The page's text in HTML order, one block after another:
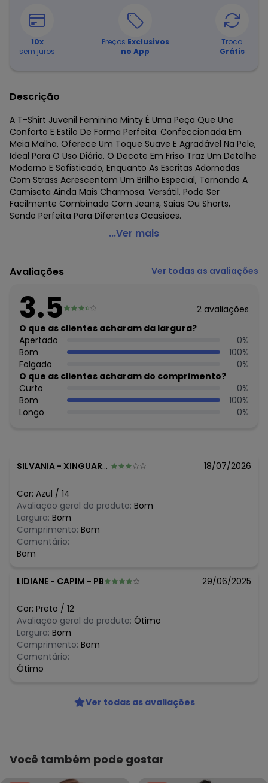
10x
sem juros
Preços Exclusivos
no App
Troca
Grátis
Descrição
A T-Shirt Juvenil Feminina Minty É Uma Peça Que Une
Conforto E Estilo De Forma Perfeita. Confeccionada Em
Meia Malha, Oferece Um Toque Suave E Agradável Na Pele,
Ideal Para O Uso Diário. O Decote Em Friso Traz Um Detalhe
Moderno E Sofisticado, Enquanto As Escritas Adornadas
Com Strass Acrescentam Um Brilho Especial, Tornando A
Camiseta Ainda Mais Charmosa. Versátil, Pode Ser
Facilmente Combinada Com Jeans, Saias Ou Shorts,
Sendo Perfeita Para Diferentes Ocasiões.
Minty - T- Shirt Juvenil Feminina Bege
Fornecedor: ROVITEX IND E COM DE MALHAS LTDA / CNPJ
79.233.672/0010-98
Cuidados para conservação do produto: Lavar à mão -
Não usar alvejante - Não usar secadora - Secar na sombra
- Passar temperatura média - Não lavar a seco
Tecido: Meia malha
Composição: Peca total 100% algodao
Histórico de preços
O preço apresentado abaixo é o menor oferecido em
algum dia do mês, para o menor tamanho disponível.
agosto/2026
R$ 29,99
abril/2026 N/D*
fevereiro/2026
...Ver mais
Avaliações Ver todas as avaliações
3.5 2 avaliações
O que as clientes acharam da largura?
Apertado
0%
Bom
100%
Folgado
0%
O que as clientes acharam do comprimento?
Curto
0%
Bom
100%
Longo
0%
SILVANIA - XINGUARA - PA 18/07/2026
Cor: Azul / 14
Avaliação geral do produto: Bom
Largura: Bom
Comprimento: Bom
Comentário:
Bom
LIDIANE - CAPIM - PB 29/06/2025
Cor: Preto / 12
Avaliação geral do produto: Ótimo
Largura: Bom
Comprimento: Bom
Comentário:
Ótimo
Ver todas as avaliações
Você também pode gostar